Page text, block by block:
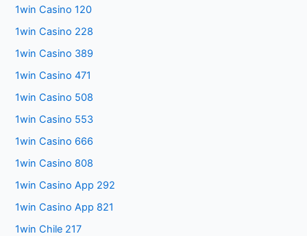
1win Casino 120
1win Casino 228
1win Casino 389
1win Casino 471
1win Casino 508
1win Casino 553
1win Casino 666
1win Casino 808
1win Casino App 292
1win Casino App 821
1win Chile 217